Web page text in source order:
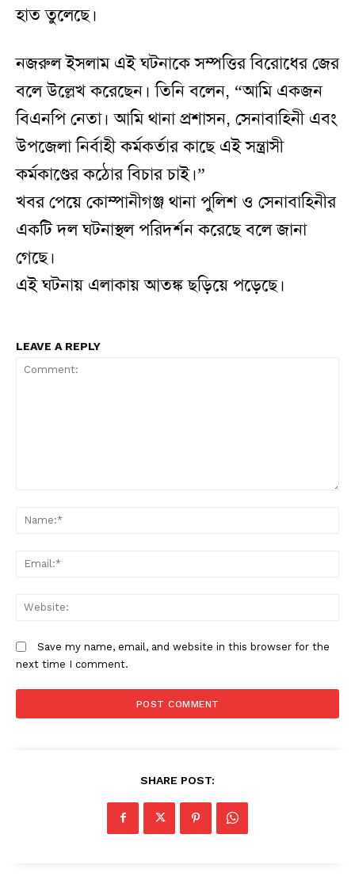
হাত তুলেছে।
নজরুল ইসলাম এই ঘটনাকে সম্পত্তির বিরোধের জের
বলে উল্লেখ করেছেন। তিনি বলেন, “আমি একজন
বিএনপি নেতা। আমি থানা প্রশাসন, সেনাবাহিনী এবং
উপজেলা নির্বাহী কর্মকর্তার কাছে এই সন্ত্রাসী
কর্মকাণ্ডের কঠোর বিচার চাই।”
খবর পেয়ে কোম্পানীগঞ্জ থানা পুলিশ ও সেনাবাহিনীর
একটি দল ঘটনাস্থল পরিদর্শন করেছে বলে জানা
গেছে।
এই ঘটনায় এলাকায় আতঙ্ক ছড়িয়ে পড়েছে।
LEAVE A REPLY
Save my name, email, and website in this browser for the
next time I comment.
SHARE POST: